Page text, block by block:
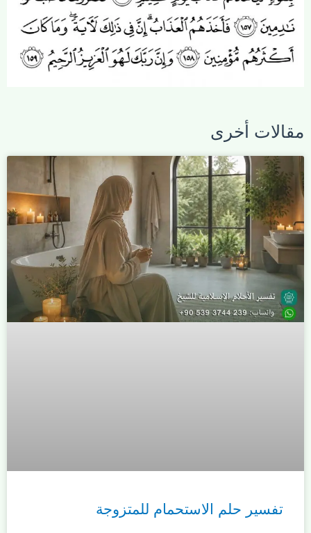
مقالات أخرى
تفسير حلم الاستحمام للمتزوجة